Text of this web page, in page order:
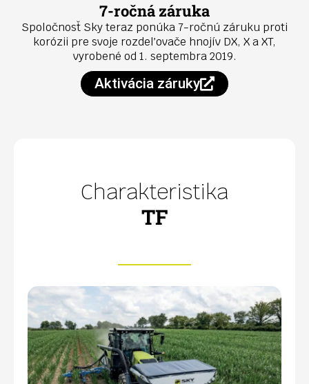
7-ročná záruka
Spoločnosť Sky teraz ponúka 7-ročnú záruku proti
korózii pre svoje rozdeľovače hnojív DX, X a XT,
vyrobené od 1. septembra 2019.
Aktivácia záruky
Charakteristika
TF